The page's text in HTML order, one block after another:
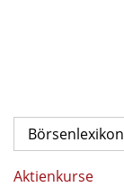
Börsenlexikon
Aktienkurse